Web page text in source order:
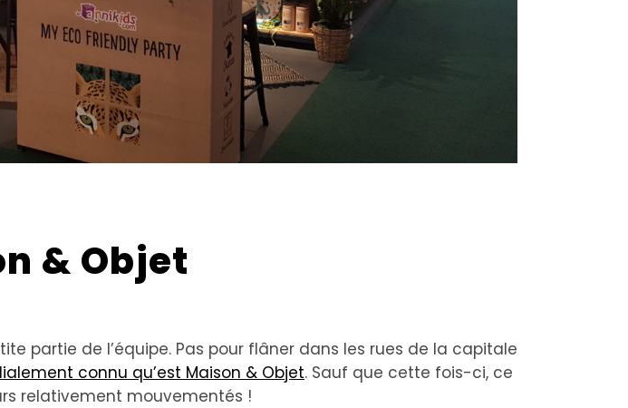
& Objet
partie de l’équipe. Pas pour flâner dans les rues de la capitale
connu qu’est Maison & Objet. Sauf que cette fois-ci, ce
relativement mouvementés !